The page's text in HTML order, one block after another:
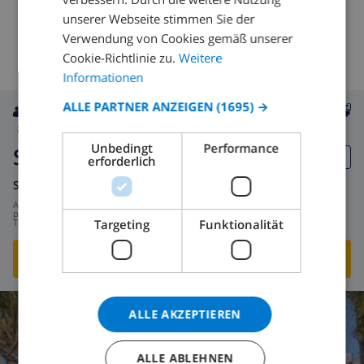
8 500m Privat wifi 4
Serenita
Spanien Costa Blanca
pro
Tag 343,37 $
DIESE VILLA ANSEHEN›
CLUB VILLAMAR BEWERTUNG
SPANISH
GERMAN
ITALIAN
NORWEGIAN
unserer Webseite stimmen Sie der
Verwendung von Cookies gemäß unserer
Cookie-Richtlinie zu. Weitere
Informationen
ALLE PARTNER ANZEIGEN (1695) →
Unbedingt
erforderlich
Performance
Targeting Funktionalität
ALLE AKZEPTIEREN
ALLE ABLEHNEN